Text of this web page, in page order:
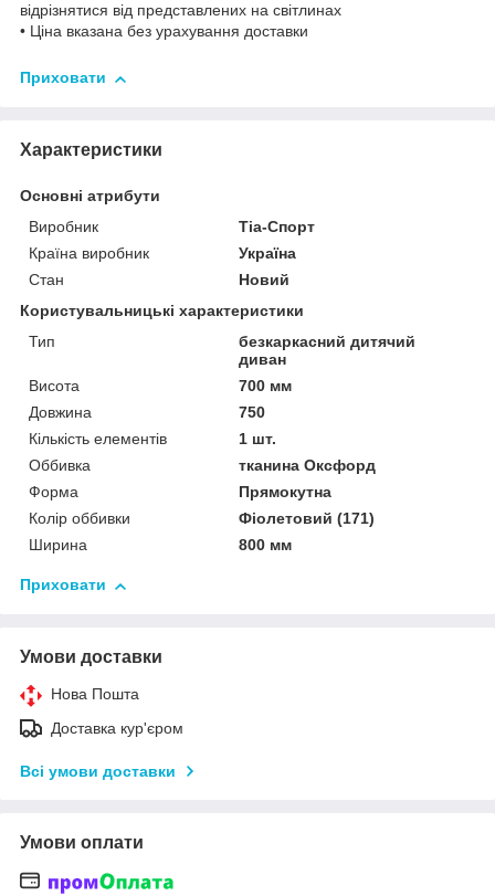
відрізнятися від представлених на світлинах
• Ціна вказана без урахування доставки
Приховати
Характеристики
Основні атрибути
Виробник
Тіа-Спорт
Країна виробник
Україна
Стан
Новий
Користувальницькі характеристики
Тип
безкаркасний дитячий
диван
Висота
700 мм
Довжина
750
Кількість елементів
1 шт.
Оббивка
тканина Оксфорд
Форма
Прямокутна
Колір оббивки
Фіолетовий (171)
Ширина
800 мм
Приховати
Умови доставки
Нова Пошта
Доставка кур'єром
Всі умови доставки
Умови оплати